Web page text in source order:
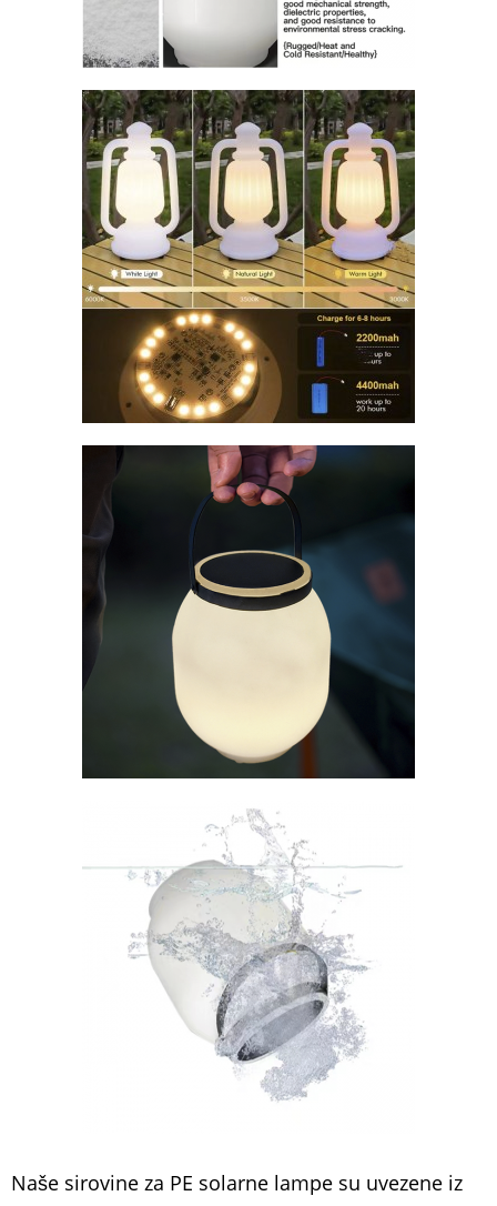
Naše sirovine za PE solarne lampe su uvezene iz